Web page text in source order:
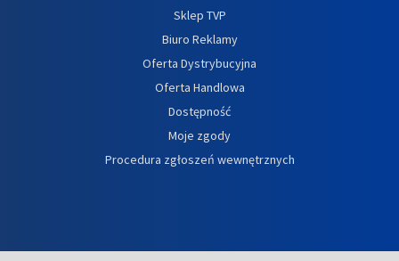
Sklep TVP
Biuro Reklamy
Oferta Dystrybucyjna
Oferta Handlowa
Dostępność
Moje zgody
Procedura zgłoszeń wewnętrznych